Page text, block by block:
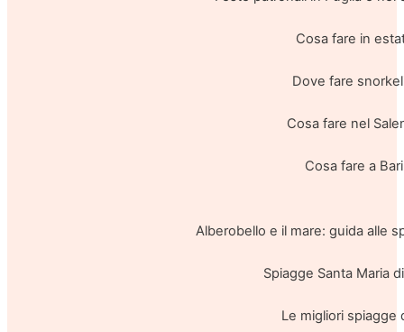
Cosa fare in
Dove fare
Cosa fare nel
Cosa fare a
Alberobello e il mare: guida alle
Spiagge Santa Maria
Le migliori spiagge